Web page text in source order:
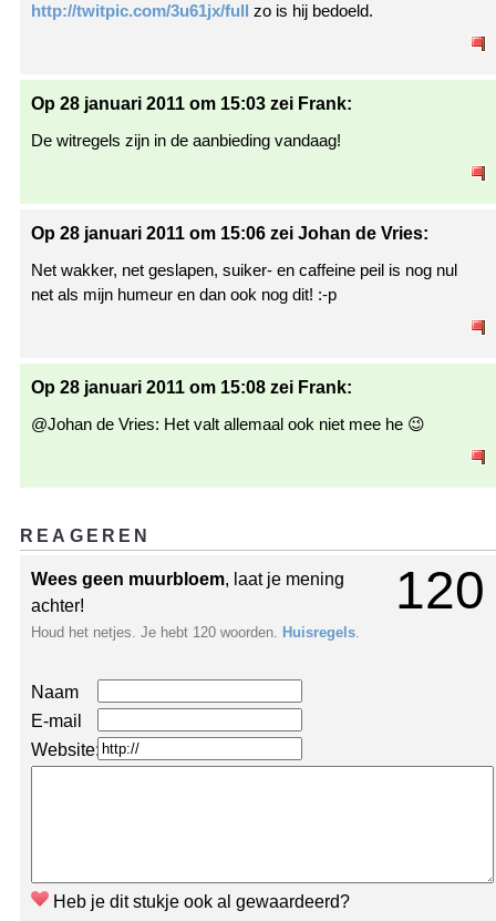
http://twitpic.com/3u61jx/full zo is hij bedoeld.
Op 28 januari 2011 om 15:03 zei Frank:
De witregels zijn in de aanbieding vandaag!
Op 28 januari 2011 om 15:06 zei Johan de Vries:
Net wakker, net geslapen, suiker- en caffeine peil is nog nul
net als mijn humeur en dan ook nog dit! :-p
Op 28 januari 2011 om 15:08 zei Frank:
@Johan de Vries: Het valt allemaal ook niet mee he 😉
REAGEREN
120
Wees geen muurbloem, laat je mening
achter!
Houd het netjes. Je hebt 120 woorden. Huisregels
Naam
E-mail
Website:
Heb je dit stukje ook al gewaardeerd?